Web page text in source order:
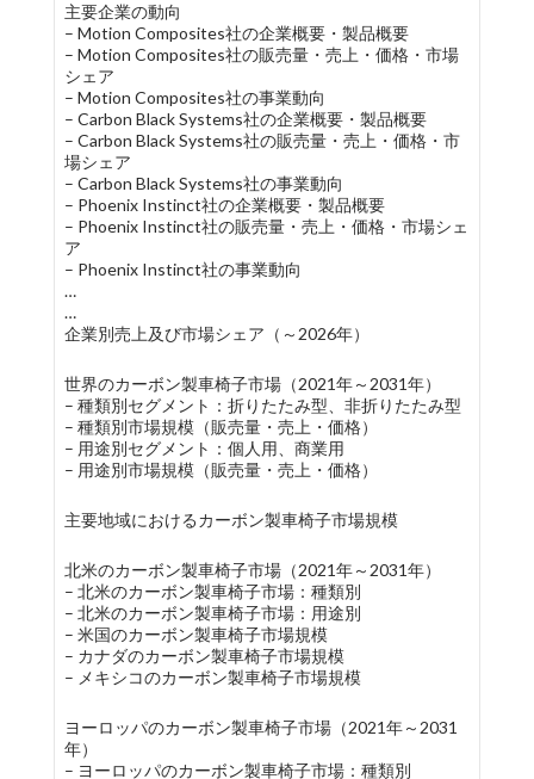
主要企業の動向
– Motion Composites社の企業概要・製品概要
– Motion Composites社の販売量・売上・価格・市場
シェア
– Motion Composites社の事業動向
– Carbon Black Systems社の企業概要・製品概要
– Carbon Black Systems社の販売量・売上・価格・市
場シェア
– Carbon Black Systems社の事業動向
– Phoenix Instinct社の企業概要・製品概要
– Phoenix Instinct社の販売量・売上・価格・市場シェ
ア
– Phoenix Instinct社の事業動向
…
…
企業別売上及び市場シェア（～2026年）
世界のカーボン製車椅子市場（2021年～2031年）
– 種類別セグメント：折りたたみ型、非折りたたみ型
– 種類別市場規模（販売量・売上・価格）
– 用途別セグメント：個人用、商業用
– 用途別市場規模（販売量・売上・価格）
主要地域におけるカーボン製車椅子市場規模
北米のカーボン製車椅子市場（2021年～2031年）
– 北米のカーボン製車椅子市場：種類別
– 北米のカーボン製車椅子市場：用途別
– 米国のカーボン製車椅子市場規模
– カナダのカーボン製車椅子市場規模
– メキシコのカーボン製車椅子市場規模
ヨーロッパのカーボン製車椅子市場（2021年～2031
年）
– ヨーロッパのカーボン製車椅子市場：種類別